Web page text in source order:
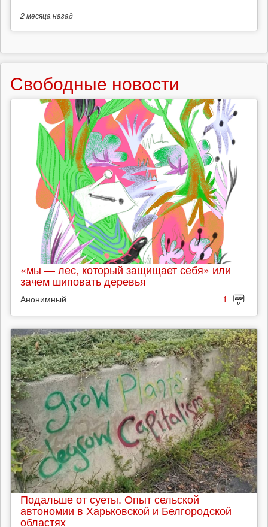
2 месяцаназад
Свободные новости
«мы — лес, который защищает себя» или
зачем шиповать деревья
Анонимный 1
Подальше от суеты. Опыт сельской
автономии в Харьковской и Белгородской
областях